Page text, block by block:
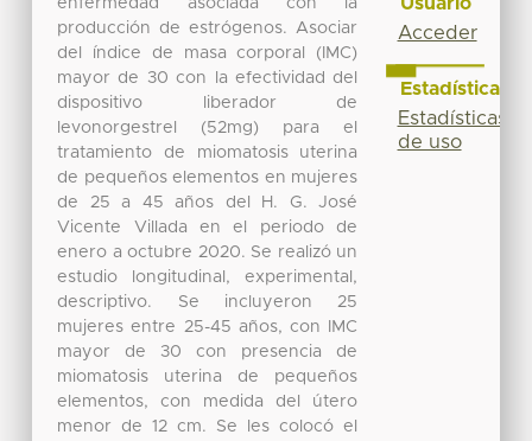
enfermedad asociada con la
producción de estrógenos. Asociar
del índice de masa corporal (IMC)
mayor de 30 con la efectividad del
dispositivo liberador de
levonorgestrel (52mg) para el
tratamiento de miomatosis uterina
de pequeños elementos en mujeres
de 25 a 45 años del H. G. José
Vicente Villada en el periodo de
enero a octubre 2020. Se realizó un
estudio longitudinal, experimental,
descriptivo. Se incluyeron 25
mujeres entre 25-45 años, con IMC
mayor de 30 con presencia de
miomatosis uterina de pequeños
elementos, con medida del útero
menor de 12 cm. Se les colocó el
Acceder
Estadísticas
Estadísticas
de uso